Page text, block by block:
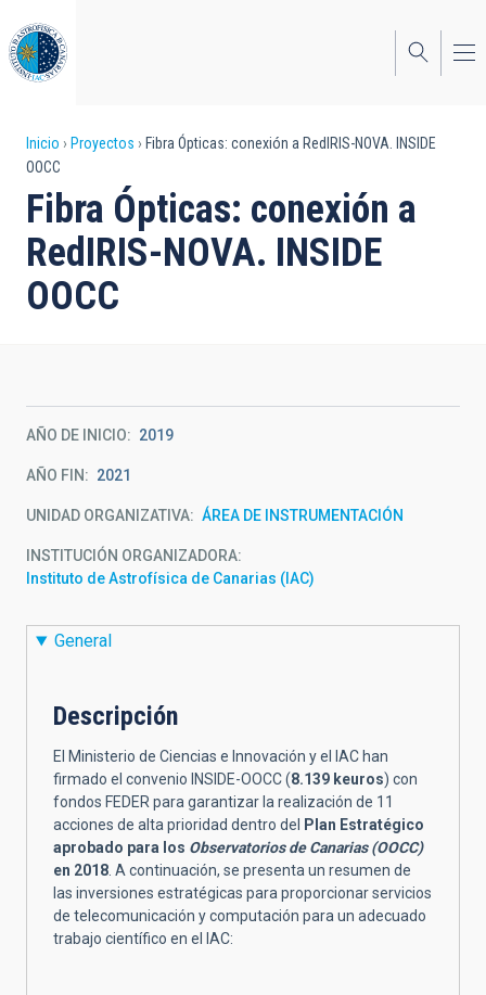
al
contenido
principal
Sobrescribir
enlaces
de
ayuda
a
Inicio Proyectos
Fibra Ópticas: conexión a RedIRIS-NOVA. INSIDE
OOCC
Fibra Ópticas: conexión a
RedIRIS-NOVA. INSIDE
OOCC
AÑO DE INICIO 2019
AÑO FIN 2021
UNIDAD ORGANIZATIVA ÁREA DE INSTRUMENTACIÓN
INSTITUCIÓN ORGANIZADORA
Instituto de Astrofísica de Canarias (IAC)
General
Descripción
El Ministerio de Ciencias e Innovación y el IAC han
firmado el convenio INSIDE-OOCC (8.139 keuros) con
fondos FEDER para garantizar la realización de 11
acciones de alta prioridad dentro del
Plan Estratégico
aprobado para los Observatorios de Canarias (OOCC)
en 2018. A continuación, se presenta un resumen de
las inversiones estratégicas para proporcionar servicios
de telecomunicación y computación para un adecuado
trabajo científico en el IAC: